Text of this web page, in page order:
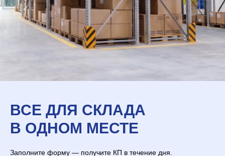
ВСЕ ДЛЯ СКЛАДА
В ОДНОМ МЕСТЕ
Заполните форму — получите КП в течение дня.